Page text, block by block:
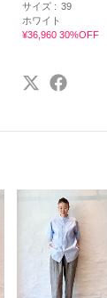
サイズ : 39
ホワイト
¥36,960 30%OFF